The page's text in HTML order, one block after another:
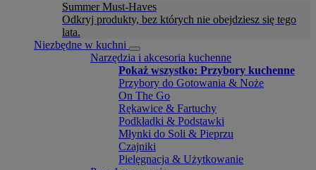
Summer Must-Haves
Odkryj produkty, bez których nie obejdziesz się tego
lata.
Niezbędne w kuchni
Narzędzia i akcesoria kuchenne
Pokaż wszystko: Przybory kuchenne
Przybory do Gotowania & Noże
On The Go
Rękawice & Fartuchy
Podkładki & Podstawki
Młynki do Soli & Pieprzu
Czajniki
Pielęgnacja & Użytkowanie